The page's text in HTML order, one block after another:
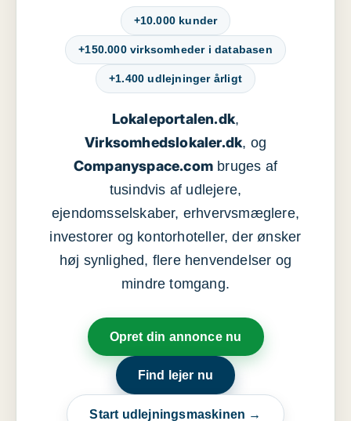
+10.000 kunder
+150.000 virksomheder i databasen
+1.400 udlejninger årligt
Lokaleportalen.dk,
Virksomhedslokaler.dk, og
Companyspace.com bruges af
tusindvis af udlejere,
ejendomsselskaber, erhvervsmæglere,
investorer og kontorhoteller, der ønsker
høj synlighed, flere henvendelser og
mindre tomgang.
Opret din annonce nu
Find lejer nu
Start udlejningsmaskinen →